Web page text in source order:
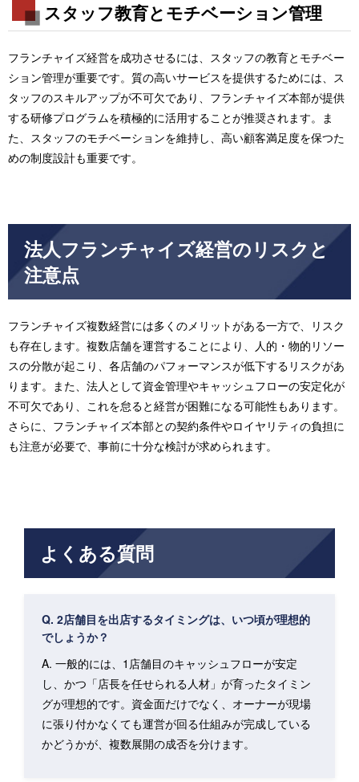
スタッフ教育とモチベーション管理
フランチャイズ経営を成功させるには、スタッフの教育とモチベー
ション管理が重要です。質の高いサービスを提供するためには、ス
タッフのスキルアップが不可欠であり、フランチャイズ本部が提供
する研修プログラムを積極的に活用することが推奨されます。ま
た、スタッフのモチベーションを維持し、高い顧客満足度を保つた
めの制度設計も重要です。
法人フランチャイズ経営のリスクと
注意点
フランチャイズ複数経営には多くのメリットがある一方で、リスク
も存在します。複数店舗を運営することにより、人的・物的リソー
スの分散が起こり、各店舗のパフォーマンスが低下するリスクがあ
ります。また、法人として資金管理やキャッシュフローの安定化が
不可欠であり、これを怠ると経営が困難になる可能性もあります。
さらに、フランチャイズ本部との契約条件やロイヤリティの負担に
も注意が必要で、事前に十分な検討が求められます。
よくある質問
Q. 2店舗目を出店するタイミングは、いつ頃が理想的
でしょうか？
A. 一般的には、1店舗目のキャッシュフローが安定
し、かつ「店長を任せられる人材」が育ったタイミン
グが理想的です。資金面だけでなく、オーナーが現場
に張り付かなくても運営が回る仕組みが完成している
かどうかが、複数展開の成否を分けます。